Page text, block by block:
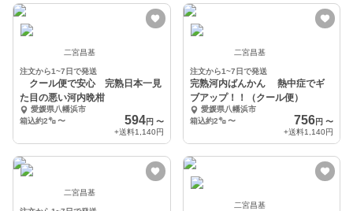
二宮昌基
注文から1~7日で発送
クール便で安心 完熟日本一見
た目の悪い河内晩柑
愛媛県八幡浜市
箱込約2㌔〜 594円 〜
+送料1,140円
二宮昌基
注文から1~7日で発送
完熟河内ばんかん 熱中症でギ
ブアップ！！（クール便）
愛媛県八幡浜市
箱込約2㌔ 〜 756円 〜
+送料1,140円
二宮昌基
二宮昌基